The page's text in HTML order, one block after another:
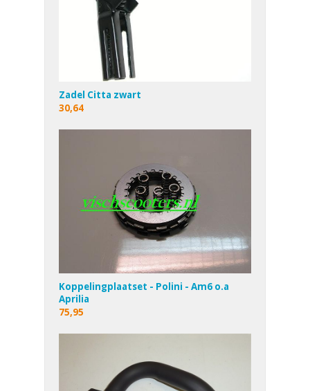
Zadel Citta zwart
30,64
Koppelingplaatset - Polini - Am6 o.a
Aprilia
75,95